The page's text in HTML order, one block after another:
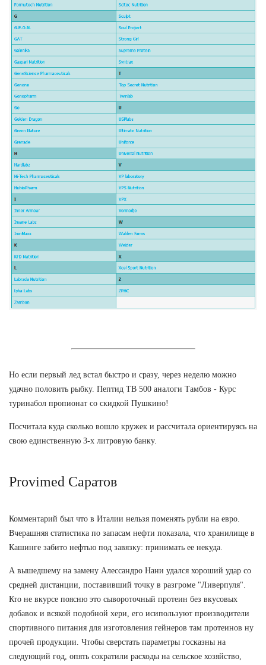
Но если первый лед встал быстро и сразу, через неделю можно
удачно половить рыбку. Пептид TB 500 аналоги Тамбов - Курс
туринабол пропионат со скидкой Пушкино!
Посчитала куда сколько вошло кружек и рассчитала ориентируясь на
свою единственную 3-х литровую банку.
Provimed Саратов
Комментарий был что в Италии нельзя поменять рубли на евро.
Вчерашняя статистика по запасам нефти показала, что хранилище в
Кашинге забито нефтью под завязку: принимать ее некуда.
А вышедшему на замену Алессандро Нани удался хороший удар со
средней дистанции, поставивший точку в разгроме "Ливерпуля".
Кто не вкурсе поясню это сывороточный протеин без вкусовых
добавок и всякой подобной хери, его исипользуют производители
спортивного питания для изготовления гейнеров там протеинов ну
прочей продукции. Чтобы сверстать параметры госказны на
следующий год, опять сократили расходы на сельское хозяйство,